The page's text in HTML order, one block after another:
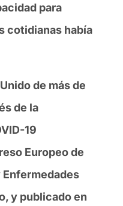
para
cotidianas había
de más de
de la
19
Europeo de
y publicado en